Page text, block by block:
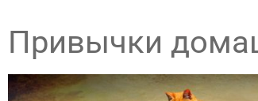
Привычки